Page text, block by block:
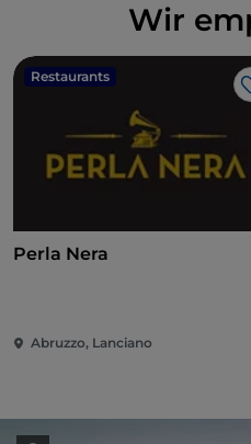
Wir
Restaurants
Perla Nera
Abruzzo, Lanciano